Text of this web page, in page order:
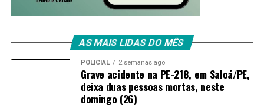
AS MAIS LIDAS DO MÊS
POLICIAL 2 semanas ago
Grave acidente na PE-218, em Saloá/PE,
deixa duas pessoas mortas, neste
domingo (26)